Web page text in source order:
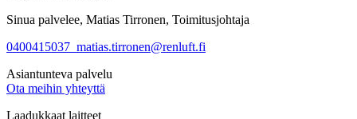
Sinua palvelee, Matias Tirronen, Toimitusjohtaja
0400415037 matias.tirronen@renluft.fi
Asiantunteva palvelu
Ota meihin yhteyttä
Laadukkaat laitteet